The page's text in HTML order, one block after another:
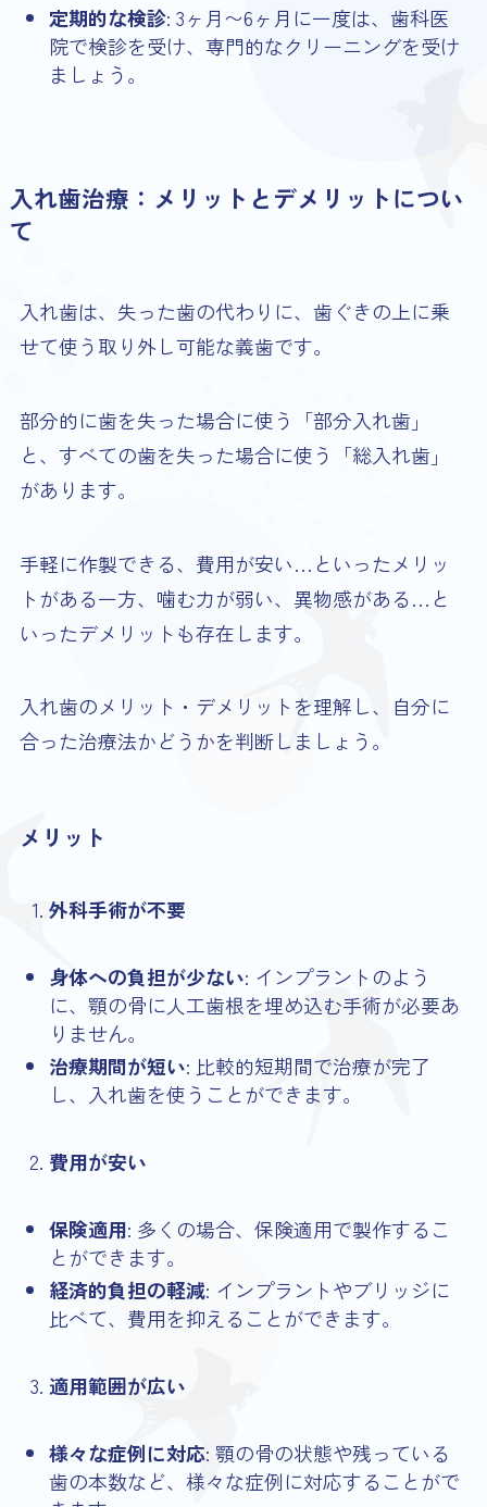
定期的な検診: 3ヶ月〜6ヶ月に一度は、歯科医
院で検診を受け、専門的なクリーニングを受け
ましょう。
入れ歯治療：メリットとデメリットについ
て
入れ歯は、失った歯の代わりに、歯ぐきの上に乗
せて使う取り外し可能な義歯です。
部分的に歯を失った場合に使う「部分入れ歯」
と、すべての歯を失った場合に使う「総入れ歯」
があります。
手軽に作製できる、費用が安い…といったメリッ
トがある一方、噛む力が弱い、異物感がある…と
いったデメリットも存在します。
入れ歯のメリット・デメリットを理解し、自分に
合った治療法かどうかを判断しましょう。
メリット
外科手術が不要
身体への負担が少ない: インプラントのよう
に、顎の骨に人工歯根を埋め込む手術が必要あ
りません。
治療期間が短い: 比較的短期間で治療が完了
し、入れ歯を使うことができます。
費用が安い
保険適用: 多くの場合、保険適用で製作するこ
とができます。
経済的負担の軽減: インプラントやブリッジに
比べて、費用を抑えることができます。
適用範囲が広い
様々な症例に対応: 顎の骨の状態や残っている
歯の本数など、様々な症例に対応することがで